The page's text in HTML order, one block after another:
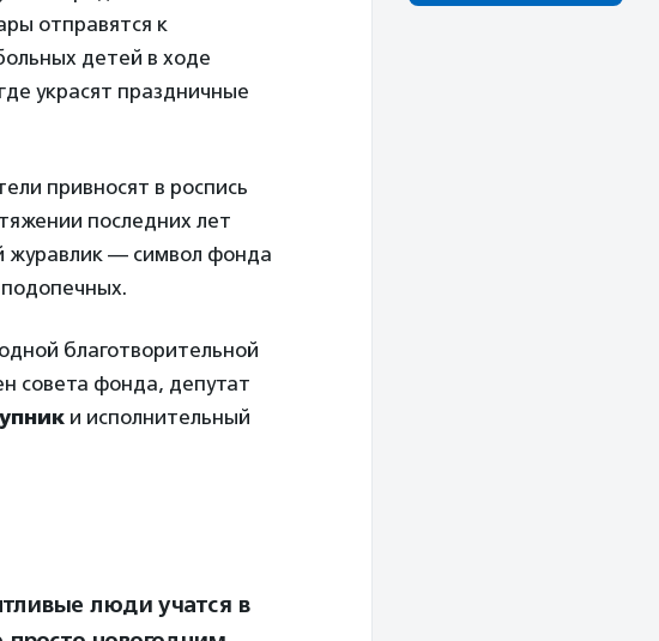
отправятся к
детей в ходе
украсят праздничные
привносят в роспись
последних лет
журавлик — символ фонда
благотворительной
совета фонда, депутат
и исполнительный
люди учатся в